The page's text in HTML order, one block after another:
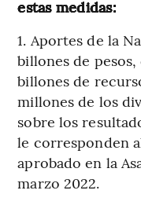
estas medidas:
1. Aportes de la
billones de pesos,
billones de
millones de los
sobre los
le corresponden
aprobado en la
marzo 2022.